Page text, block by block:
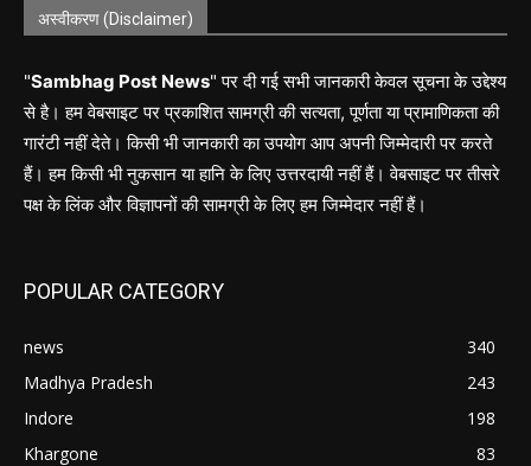
अस्वीकरण (Disclaimer)
"Sambhag Post News" पर दी गई सभी जानकारी केवल सूचना के उद्देश्य
से है। हम वेबसाइट पर प्रकाशित सामग्री की सत्यता, पूर्णता या प्रामाणिकता की
गारंटी नहीं देते। किसी भी जानकारी का उपयोग आप अपनी जिम्मेदारी पर करते
हैं। हम किसी भी नुकसान या हानि के लिए उत्तरदायी नहीं हैं। वेबसाइट पर तीसरे
पक्ष के लिंक और विज्ञापनों की सामग्री के लिए हम जिम्मेदार नहीं हैं।
POPULAR CATEGORY
news
340
Madhya Pradesh
243
Indore
198
Khargone
83